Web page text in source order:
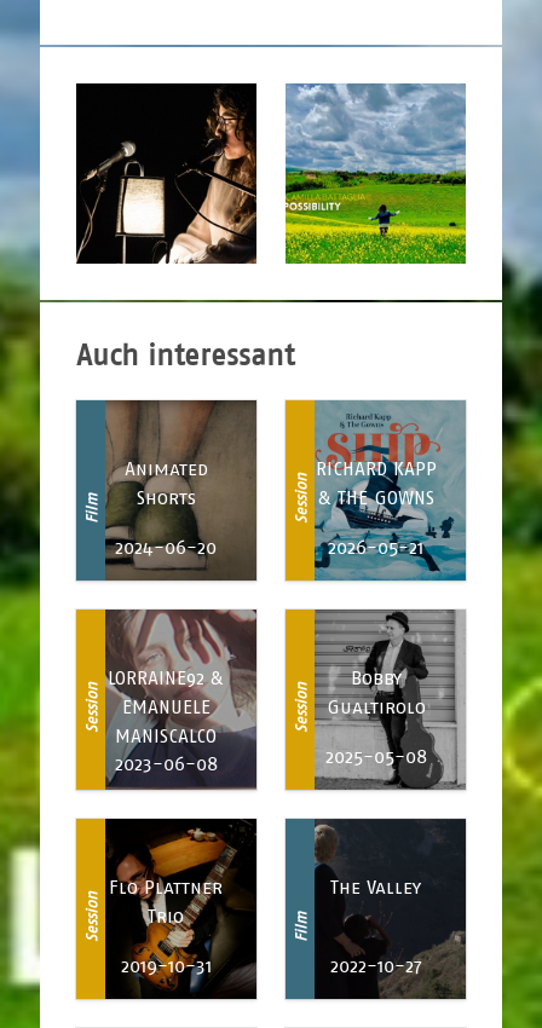
Auch interessant
Film
Animated
Shorts
2024-06-20
Session
RICHARD KAPP
& THE GOWNS
2026-05-21
Session
LORRAINE92 &
EMANUELE
MANISCALCO
2023-06-08
Session
Bobby
Gualtirolo
2025-05-08
Session
Flo Plattner
Trio
2019-10-31
Film
The Valley
2022-10-27